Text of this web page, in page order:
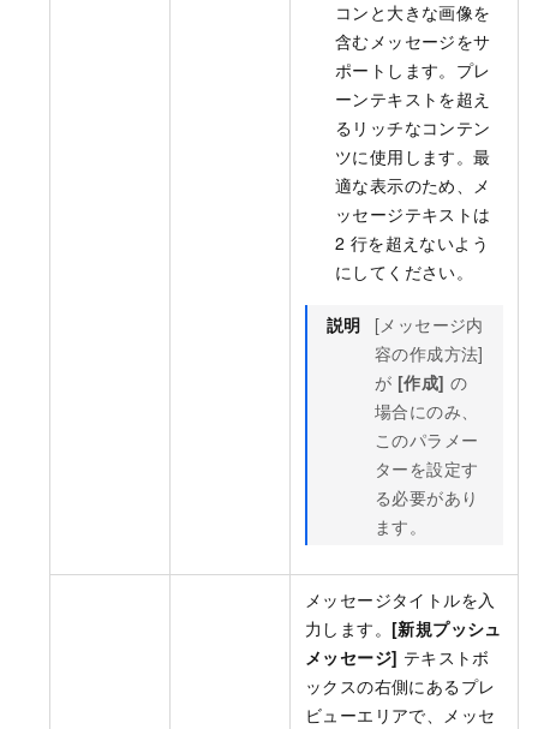
コンと大きな画像を
含むメッセージをサ
ポートします。プレ
ーンテキストを超え
るリッチなコンテン
ツに使用します。最
適な表示のため、メ
ッセージテキストは
2 行を超えないよう
にしてください。
説明
[メッセージ内
容の作成方法]
が [作成] の
場合にのみ、
このパラメー
ターを設定す
る必要があり
ます。
メッセージタイトルを入
力します。 [新規プッシュ
メッセージ] テキストボ
ックスの右側にあるプレ
ビューエリアで、メッセ